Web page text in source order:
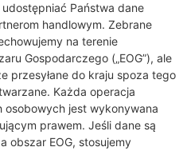
Państwa dane
handlowym. Zebrane
na terenie
Gospodarczego („EOG”), ale
przesyłane do kraju spoza tego
Każda operacja
osobowych jest wykonywana
prawem. Jeśli dane są
obszar EOG, stosujemy